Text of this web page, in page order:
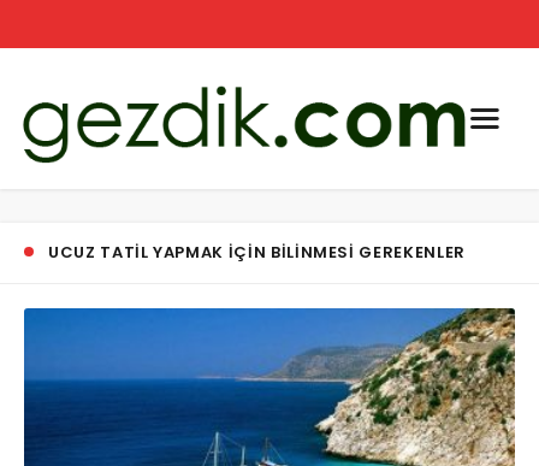
UCUZ TATIL YAPMAK IÇIN BILINMESI GEREKENLER